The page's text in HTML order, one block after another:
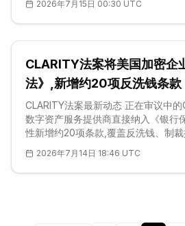
Jeff Merkley直言,除非法案正面处理
总统个人加密业务相关的腐败问题,
否决。身兼参议院银行委员会成员的
立法」。这一集体表态,为一项在国
民主党支持才能推进的法案增添
2026年7月15日 00:30 UTC
CLARITY法案将美国加密企
法》,新增约20项反洗钱条款
CLARITY法案最新动态 正在审议中
数字资产服务提供商直接纳入《银行
性新增约20项条款,覆盖反洗钱、制
性风险评估、建立内部控制、指定专
训、接受独立审计并提交可疑活动报
2026年7月14日 18:46 UTC